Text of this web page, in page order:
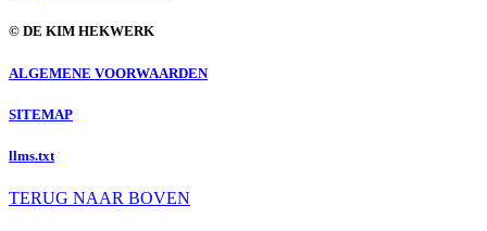
© DE KIM HEKWERK
ALGEMENE VOORWAARDEN
SITEMAP
llms.txt
TERUG NAAR BOVEN